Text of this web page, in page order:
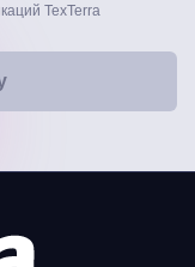
TexTerra